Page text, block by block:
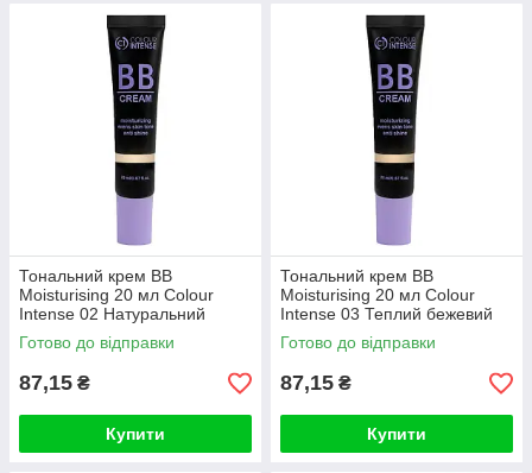
Тональний крем BB
Moisturising 20 мл Colour
Intense 02 Натуральний
Готово до відправки
87,15 ₴
Купити
Тональний крем BB
Moisturising 20 мл Colour
Intense 03 Теплий бежевий
Готово до відправки
87,15 ₴
Купити